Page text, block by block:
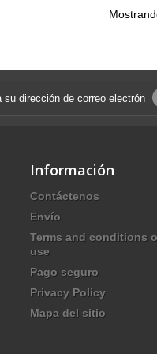
Información
Contáctenos
Envío
Terms and conditions
use
Pago seguro
Privacy Policy
Mapa del sitio